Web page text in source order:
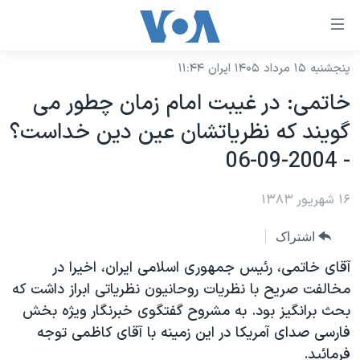
لینکهای
دسترسی
جهش
به
محتوای
اصلی
به
صفحه
جهش
به
جستجو
نسخه سبک وب‌سایت
موضوع ها
آمریکا
جهان
ورزشی
گزیده‌ها
ویژه برنامه‌ها
ویدیوها
برنامه های تلویزیونی
جدول برنامه ها
صفحه‌های ویژه
جام جهانی ۲۰۲۶
عملیات خشم حماسی
۲۵۰سالگی آمریکا
بایگانی برنامه‌های تلویزیونی
فرکانس‌های صدای آمریکا
پخش رادیویی
یادگیری زبان انگلیسی
پنجشنبه ۱۵ مرداد ۱۴۰۵ ایران ۱۱:۴۴
خاتمی: در غيبت امام زمان چطور می
گويند که نظرياتشان عين دين خداست؟
- 2004-09-06
۱۶ شهریور ۱۳۸۳
اشتراک
آقای خاتمی، رئيس جمهوری اسلامی ايران، اخيرا در
مخالفت صريح با نظريات روحانيون نظرياتی ابراز داشت که
بحث برانگيز بود. به مشروح گفتگوی خبرنگار ويژه بخش
فارسی صدای آمريکا در اين زمينه با آقای کاظمی توجه
فرمائيد.